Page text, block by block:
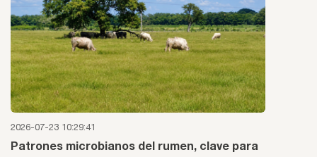
2026-07-23 10:29:41
Patrones microbianos del rumen, clave para